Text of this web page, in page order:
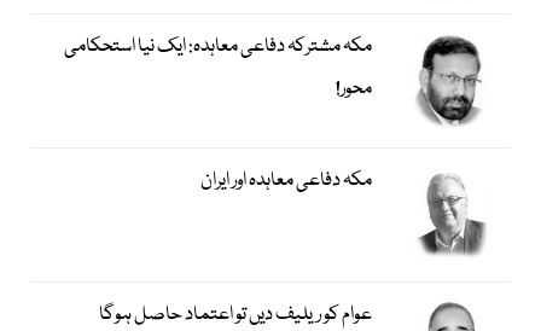
مکہ مشترکہ دفاعی معاہدہ: ایک نیا استحکامی
محور!
مکہ دفاعی معاہدہ اور ایران
عوام کو ریلیف دیں تو اعتماد حاصل ہوگا